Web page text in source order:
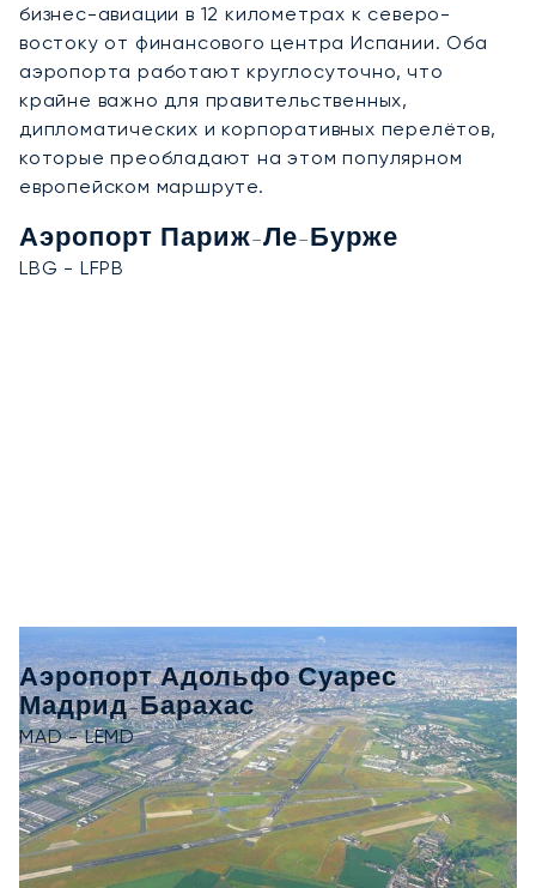
бизнес-авиации в 12 километрах к северо-
востоку от финансового центра Испании. Оба
аэропорта работают круглосуточно, что
крайне важно для правительственных,
дипломатических и корпоративных перелётов,
которые преобладают на этом популярном
европейском маршруте.
Аэропорт Париж-Ле-Бурже
LBG - LFPB
Аэропорт Адольфо Суарес
Мадрид-Барахас
MAD - LEMD